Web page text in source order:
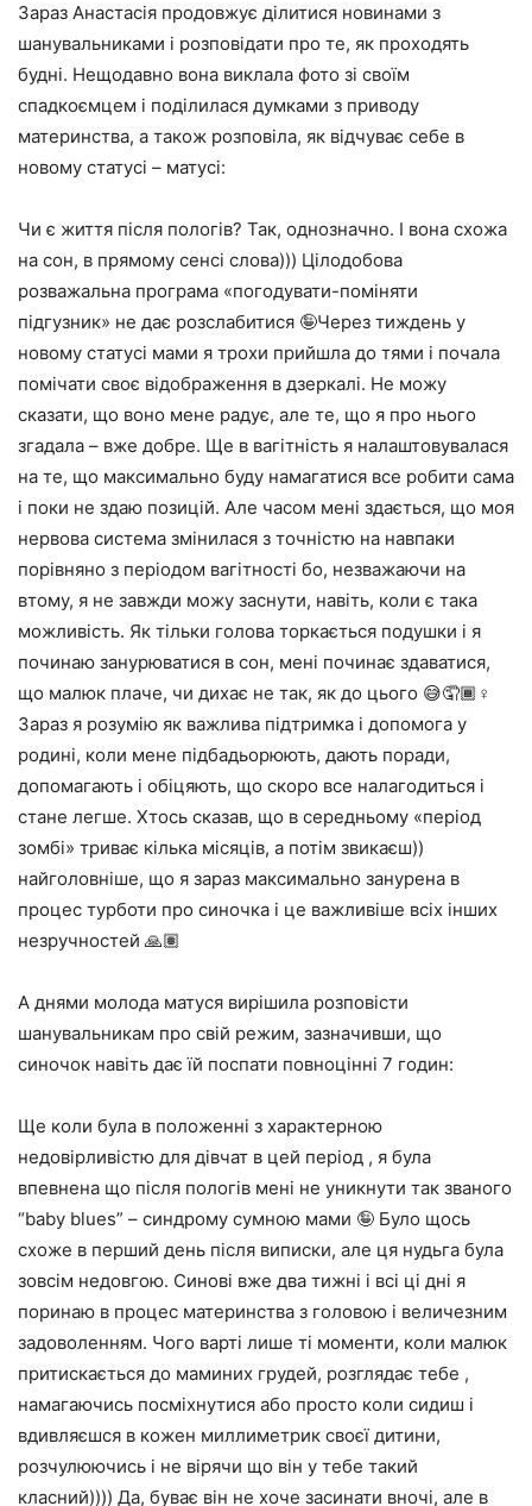
Зараз Анастасія продовжує ділитися новинами з
шанувальниками і розповідати про те, як проходять
будні. Нещодавно вона виклала фото зі своїм
спадкоємцем і поділилася думками з приводу
материнства, а також розповіла, як відчуває себе в
новому статусі – матусі:
Чи є життя після пологів? Так, однозначно. І вона схожа
на сон, в прямому сенсі слова))) Цілодобова
розважальна програма «погодувати-поміняти
підгузник» не дає розслабитися 🤪Через тиждень у
новому статусі мами я трохи прийшла до тями і почала
помічати своє відображення в дзеркалі. Не можу
сказати, що воно мене радує, але те, що я про нього
згадала – вже добре. Ще в вагітність я налаштовувалася
на те, що максимально буду намагатися все робити сама
і поки не здаю позицій. Але часом мені здається, що моя
нервова система змінилася з точністю на навпаки
порівняно з періодом вагітності бо, незважаючи на
втому, я не завжди можу заснути, навіть, коли є така
можливість. Як тільки голова торкається подушки і я
починаю занурюватися в сон, мені починає здаватися,
що малюк плаче, чи дихає не так, як до цього 😅🤦🏾♀️
Зараз я розумію як важлива підтримка і допомога у
родині, коли мене підбадьорюють, дають поради,
допомагають і обіцяють, що скоро все налагодиться і
стане легше. Хтось сказав, що в середньому «період
зомбі» триває кілька місяців, а потім звикаєш))
найголовніше, що я зараз максимально занурена в
процес турботи про синочка і це важливіше всіх інших
незручностей 🙏🏽
А днями молода матуся вирішила розповісти
шанувальникам про свій режим, зазначивши, що
синочок навіть дає їй поспати повноцінні 7 годин:
Ще коли була в положенні з характерною
недовірливістю для дівчат в цей період , я була
впевнена що після пологів мені не уникнути так званого
“baby blues” – синдрому сумною мами 🤪 Було щось
схоже в перший день після виписки, але ця нудьга була
зовсім недовгою. Синові вже два тижні і всі ці дні я
поринаю в процес материнства з головою і величезним
задоволенням. Чого варті лише ті моменти, коли малюк
притискається до маминих грудей, розглядає тебе ,
намагаючись посміхнутися або просто коли сидиш і
вдивляєшся в кожен миллиметрик своєї дитини,
розчулюючись і не вірячи що він у тебе такий
класний)))) Да, буває він не хоче засинати вночі, але в